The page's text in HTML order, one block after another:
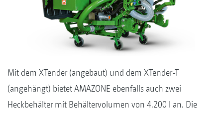
Mit dem XTender (angebaut) und dem XTender-T
(angehängt) bietet AMAZONE ebenfalls auch zwei
Heckbehälter mit Behältervolumen von 4.200 l an. Die